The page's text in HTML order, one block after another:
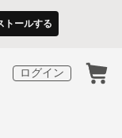
トールする
ログイン